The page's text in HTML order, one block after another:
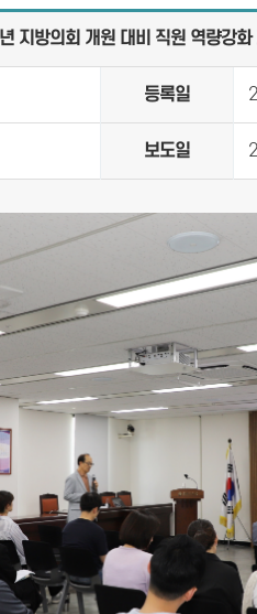
지방의회 개원 대비 직원 역량강화
등록일
보도일